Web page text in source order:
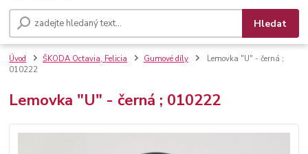
Hledat
Úvod ŠKODA Octavia, Felicia Gumové díly
Lemovka "U" - černá ;
010222
Lemovka "U" - černá ; 010222